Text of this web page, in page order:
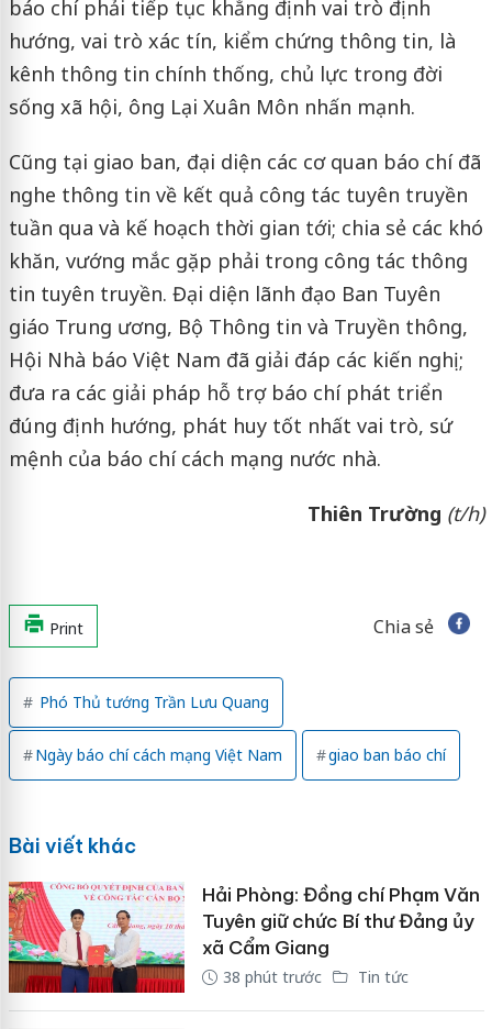
báo chí phải tiếp tục khẳng định vai trò định
hướng, vai trò xác tín, kiểm chứng thông tin, là
kênh thông tin chính thống, chủ lực trong đời
sống xã hội, ông Lại Xuân Môn nhấn mạnh.
Cũng tại giao ban, đại diện các cơ quan báo chí đã
nghe thông tin về kết quả công tác tuyên truyền
tuần qua và kế hoạch thời gian tới; chia sẻ các khó
khăn, vướng mắc gặp phải trong công tác thông
tin tuyên truyền. Đại diện lãnh đạo Ban Tuyên
giáo Trung ương, Bộ Thông tin và Truyền thông,
Hội Nhà báo Việt Nam đã giải đáp các kiến nghị;
đưa ra các giải pháp hỗ trợ báo chí phát triển
đúng định hướng, phát huy tốt nhất vai trò, sứ
mệnh của báo chí cách mạng nước nhà.
Thiên Trường (t/h)
Print Chia sẻ
Phó Thủ tướng Trần Lưu Quang
Ngày báo chí cách mạng Việt Nam giao ban báo chí
Bài viết khác
Hải Phòng: Đồng chí Phạm Văn
Tuyên giữ chức Bí thư Đảng ủy
xã Cẩm Giang
38 phút trước Tin tức